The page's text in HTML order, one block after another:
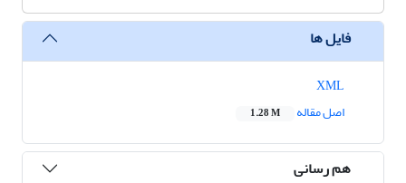
فایل ها
اصل مقاله
1.28 M
هم رسانی